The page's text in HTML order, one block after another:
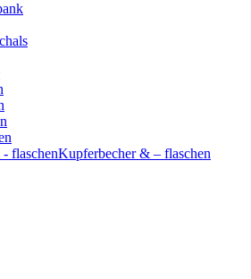
Kupferbecher & – flaschen